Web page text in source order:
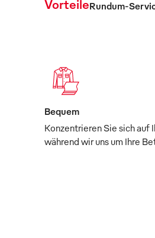
VorteileRundum-
Bequem
Konzentrieren Sie sich auf
während wir uns um Ihre